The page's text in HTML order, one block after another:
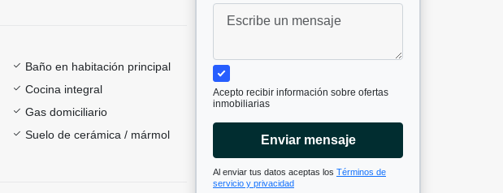
Baño en habitación principal
Cocina integral
Gas domiciliario
Suelo de cerámica / mármol
Acepto recibir información sobre ofertas
inmobiliarias
Enviar mensaje
Al enviar tus datos aceptas los Términos de
servicio y privacidad